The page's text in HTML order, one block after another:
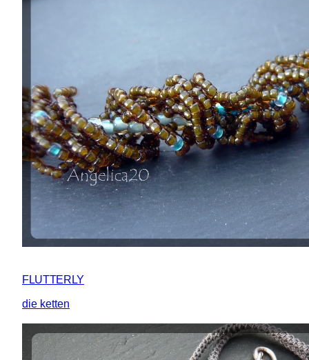
FLUTTERLY
die ketten